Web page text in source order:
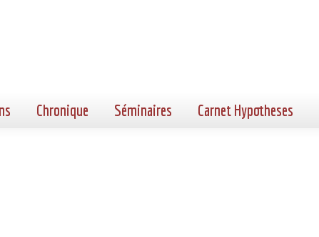
Chronique Séminaires Carnet Hypotheses